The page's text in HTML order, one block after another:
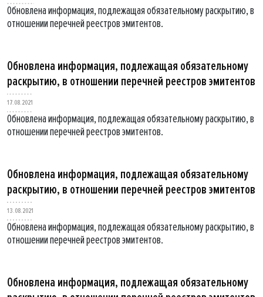
Обновлена информация, подлежащая обязательному раскрытию, в
отношении перечней реестров эмитентов.
Обновлена информация, подлежащая обязательному
раскрытию, в отношении перечней реестров эмитентов
17.08.2021
Обновлена информация, подлежащая обязательному раскрытию, в
отношении перечней реестров эмитентов.
Обновлена информация, подлежащая обязательному
раскрытию, в отношении перечней реестров эмитентов
13.08.2021
Обновлена информация, подлежащая обязательному раскрытию, в
отношении перечней реестров эмитентов.
Обновлена информация, подлежащая обязательному